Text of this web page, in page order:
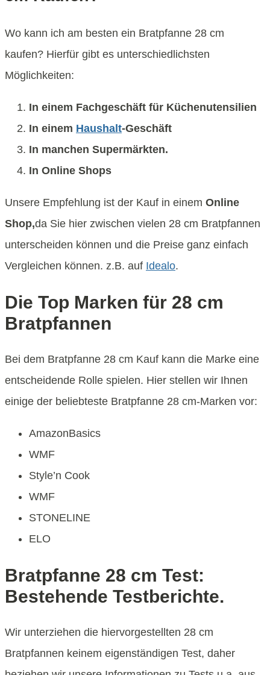
Wo kann ich am besten ein Bratpfanne 28 cm
kaufen? Hierfür gibt es unterschiedlichsten
Möglichkeiten:
In einem Fachgeschäft für Küchenutensilien
In einem Haushalt-Geschäft
In manchen Supermärkten.
In Online Shops
Unsere Empfehlung ist der Kauf in einem Online
Shop,da Sie hier zwischen vielen 28 cm Bratpfannen
unterscheiden können und die Preise ganz einfach
Vergleichen können. z.B. auf Idealo.
Die Top Marken für 28 cm
Bratpfannen
Bei dem Bratpfanne 28 cm Kauf kann die Marke eine
entscheidende Rolle spielen. Hier stellen wir Ihnen
einige der beliebteste Bratpfanne 28 cm-Marken vor:
AmazonBasics
WMF
Style’n Cook
WMF
STONELINE
ELO
Bratpfanne 28 cm Test:
Bestehende Testberichte.
Wir unterziehen die hiervorgestellten 28 cm
Bratpfannen keinem eigenständigen Test, daher